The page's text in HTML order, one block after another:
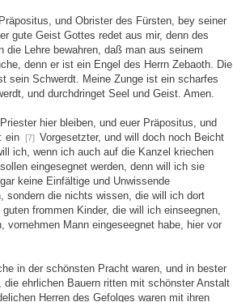
und Obrister des Fürsten, bey seiner
gute Geist Gottes redet aus mir, denn des
die Lehre bewahren, daß man aus seinem
denn er ist ein Engel des Herrn Zebaoth. Die
sein Schwerdt. Meine Zunge ist ein scharfes
und durchdringet Seel und Geist. Amen.
hier bleiben, und euer Präpositus, und
ein
[7] Vorgesetzter, und will doch noch Beicht
ich, wenn ich auch auf die Kanzel kriechen
eingesegnet werden, denn will ich sie
keine Einfältige und Unwissende
sondern die nichts wissen, die will ich dort
frommen Kinder, die will ich einseegnen,
vornehmen Mann eingeseegnet habe, hier vor
in der schönsten Pracht waren, und in bester
die ehrlichen Bauern ritten mit schönster Anstalt
Herren des Gefolges waren mit ihren